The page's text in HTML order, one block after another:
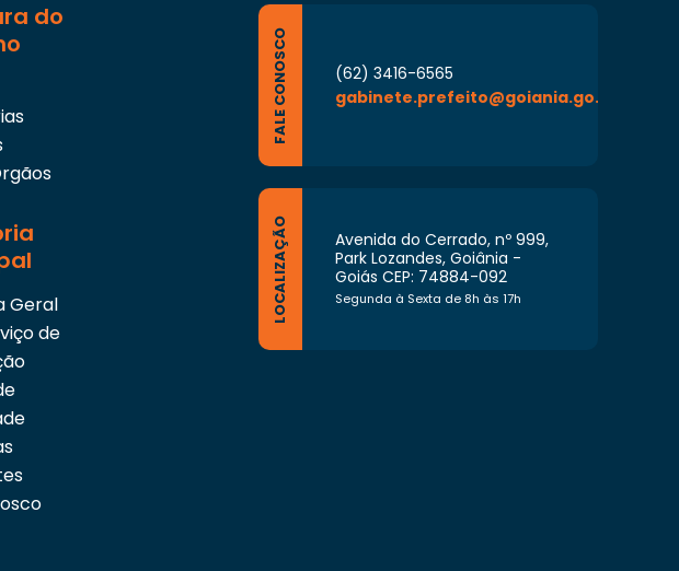
do
Geral
de
FALE CONOSCO
(62) 3416-6565
gabinete.prefeito@goiania.go.gov.br
LOCALIZAÇÃO
Avenida do Cerrado, nº 999,
Park Lozandes, Goiânia -
Goiás CEP: 74884-092
Segunda à Sexta de 8h às 17h